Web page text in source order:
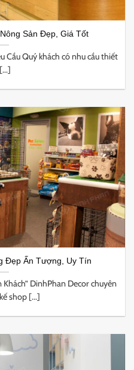
Sản Đẹp, Giá Tốt
Cầu Quý khách có nhu cầu thiết
Đẹp Ấn Tượng, Uy Tín
DinhPhan Decor chuyên
shop [...]